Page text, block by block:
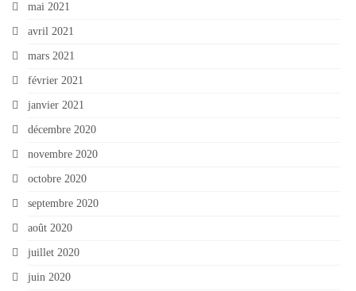
mai 2021
avril 2021
mars 2021
février 2021
janvier 2021
décembre 2020
novembre 2020
octobre 2020
septembre 2020
août 2020
juillet 2020
juin 2020